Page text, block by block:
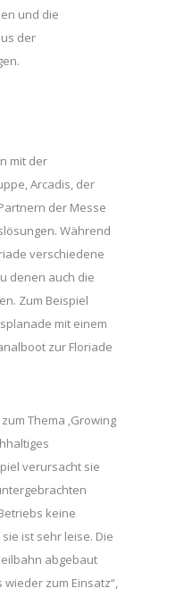
und die
der
mit der
Arcadis, der
der Messe
Während
verschiedene
denen auch die
Zum Beispiel
mit einem
zur Floriade
Thema ‚Growing
verursacht sie
keine
ist sehr leise. Die
abgebaut
zum Einsatz“,